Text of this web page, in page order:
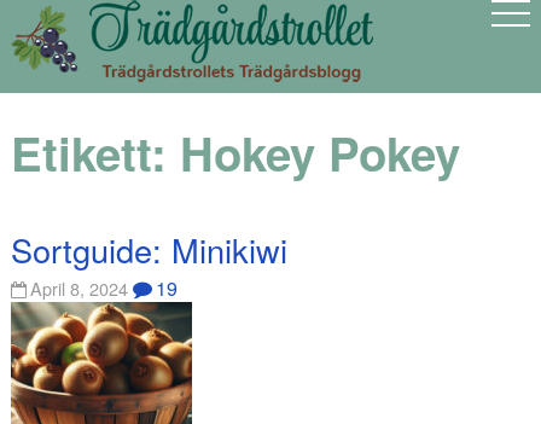
Etikett: Hokey Pokey
Sortguide: Minikiwi
April 8, 2024 19